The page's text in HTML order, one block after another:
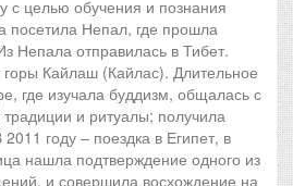
с целью обучения и познания
посетила Непал, где прошла
Непала отправилась в Тибет.
Кайлаш (Кайлас). Длительное
где изучала буддизм, общалась с
и ритуалы; получила
году – поездка в Египет, в
нашла подтверждение одного из
и совершила восхождение на